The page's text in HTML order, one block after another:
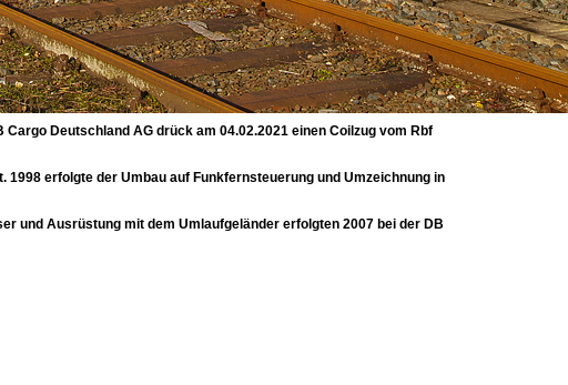
Deutschland AG drück am 04.02.2021 einen Coilzug vom Rbf
1998 erfolgte der Umbau auf Funkfernsteuerung und Umzeichnung in
und Ausrüstung mit dem Umlaufgeländer erfolgten 2007 bei der DB